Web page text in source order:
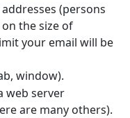
(persons
the size of
your email will be
window).
web server
are many others).